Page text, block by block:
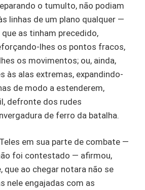
o tumulto, não podiam
linhas de um plano qualquer —
as tinham precedido,
lhes os pontos fracos,
os movimentos; ou, ainda,
às alas extremas, expandindo-
de modo a estenderem,
defronte dos rudes
de ferro da batalha.
em sua parte de combate —
foi contestado — afirmou,
que ao chegar notara não se
nele engajadas com as